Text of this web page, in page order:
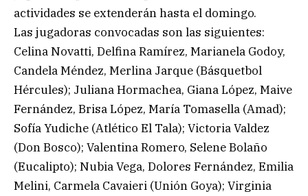
actividades se extenderán hasta el domingo.
Las jugadoras convocadas son las siguientes:
Celina Novatti, Delfina Ramírez, Marianela Godoy,
Candela Méndez, Merlina Jarque (Básquetbol
Hércules); Juliana Hormachea, Giana López, Maive
Fernández, Brisa López, María Tomasella (Amad);
Sofía Yudiche (Atlético El Tala); Victoria Valdez
(Don Bosco); Valentina Romero, Selene Bolaño
(Eucalipto); Nubia Vega, Dolores Fernández, Emilia
Melini, Carmela Cavaieri (Unión Goya); Virginia